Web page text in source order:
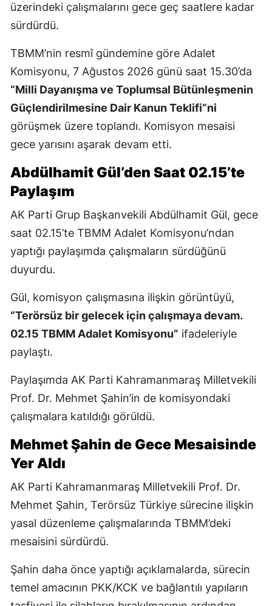
üzerindeki çalışmalarını gece geç saatlere kadar
sürdürdü.
TBMM’nin resmî gündemine göre Adalet
Komisyonu, 7 Ağustos 2026 günü saat 15.30’da
“Milli Dayanışma ve Toplumsal Bütünleşmenin
Güçlendirilmesine Dair Kanun Teklifi”ni
görüşmek üzere toplandı. Komisyon mesaisi
gece yarısını aşarak devam etti.
Abdülhamit Gül’den Saat 02.15’te
Paylaşım
AK Parti Grup Başkanvekili Abdülhamit Gül, gece
saat 02.15’te TBMM Adalet Komisyonu’ndan
yaptığı paylaşımda çalışmaların sürdüğünü
duyurdu.
Gül, komisyon çalışmasına ilişkin görüntüyü,
“Terörsüz bir gelecek için çalışmaya devam.
02.15 TBMM Adalet Komisyonu” ifadeleriyle
paylaştı.
Paylaşımda AK Parti Kahramanmaraş Milletvekili
Prof. Dr. Mehmet Şahin’in de komisyondaki
çalışmalara katıldığı görüldü.
Mehmet Şahin de Gece Mesaisinde
Yer Aldı
AK Parti Kahramanmaraş Milletvekili Prof. Dr.
Mehmet Şahin, Terörsüz Türkiye sürecine ilişkin
yasal düzenleme çalışmalarında TBMM’deki
mesaisini sürdürdü.
Şahin daha önce yaptığı açıklamalarda, sürecin
temel amacının PKK/KCK ve bağlantılı yapıların